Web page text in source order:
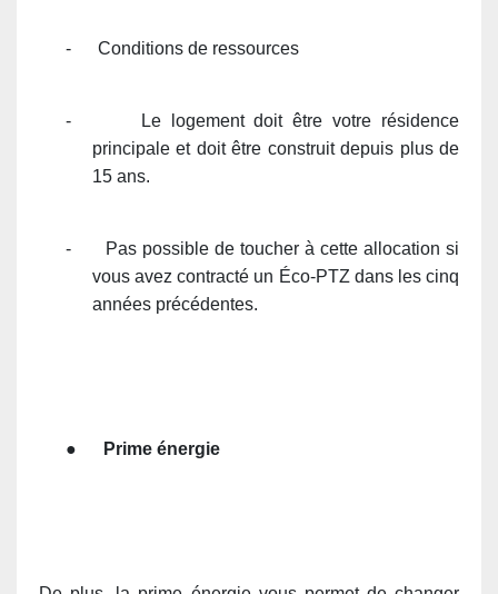
- Conditions de ressources
-
Le logement doit être votre résidence
principale et doit être construit depuis plus de
15 ans.
-
Pas possible de toucher à cette allocation si
vous avez contracté un Éco-PTZ dans les cinq
années précédentes.
● Prime énergie